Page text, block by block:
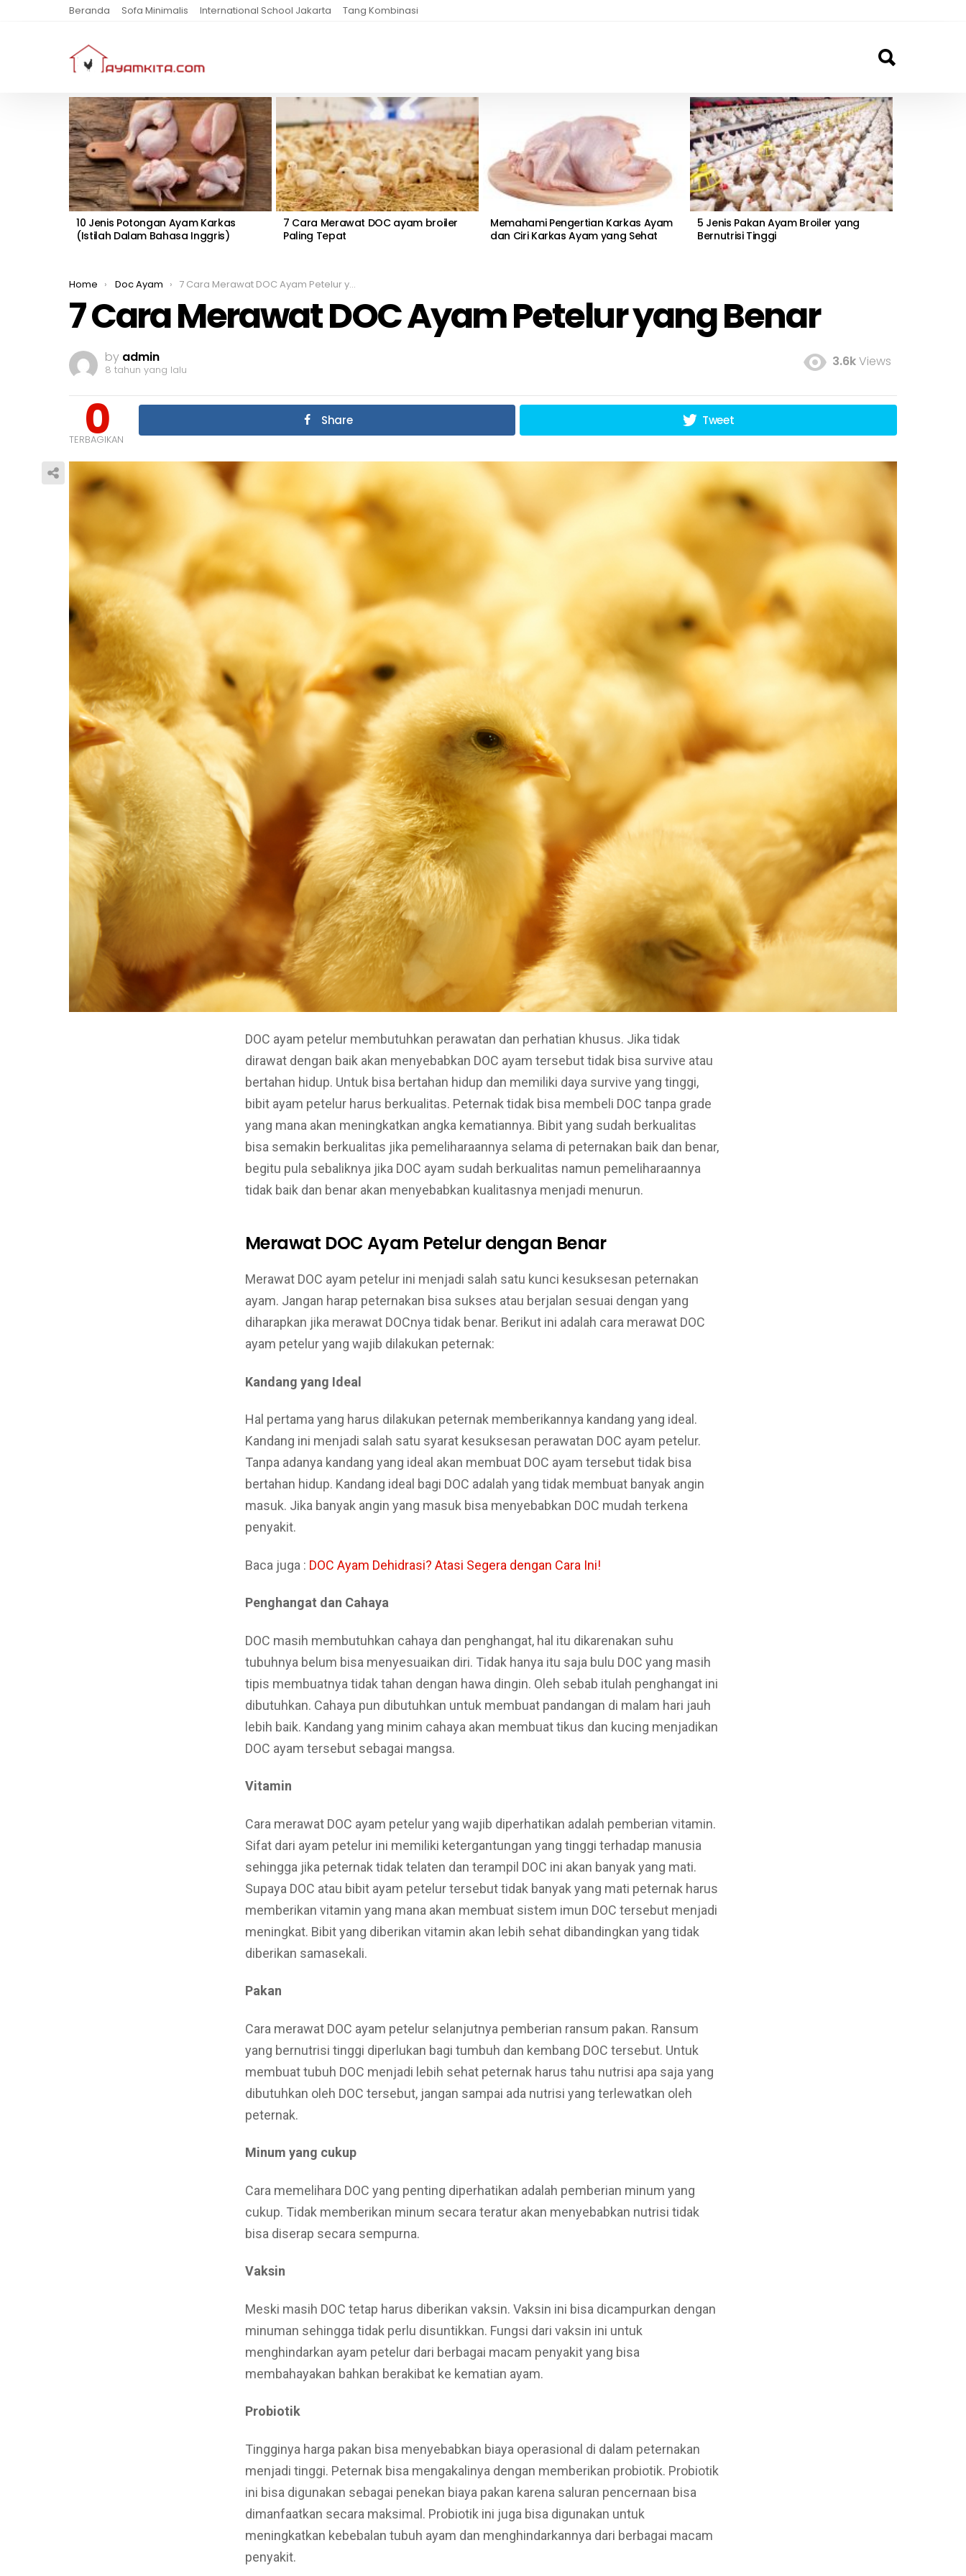
Beranda Sofa Minimalis International School Jakarta Tang Kombinasi
MOST
VIEWED
STORIES
10 Jenis Potongan Ayam Karkas
(Istilah Dalam Bahasa Inggris)
7 Cara Merawat DOC ayam broiler
Paling Tepat
Memahami Pengertian Karkas Ayam
dan Ciri Karkas Ayam yang Sehat
5 Jenis Pakan Ayam Broiler yang
Bernutrisi Tinggi
You are here:
Home Doc Ayam 7 Cara Merawat DOC Ayam Petelur yang Benar
7 Cara Merawat DOC Ayam Petelur yang Benar
by admin
8 tahun yang lalu
3.6kViews
0
TERBAGIKAN
Share Tweet
DOC ayam petelur membutuhkan perawatan dan perhatian khusus. Jika tidak
dirawat dengan baik akan menyebabkan DOC ayam tersebut tidak bisa survive atau
bertahan hidup. Untuk bisa bertahan hidup dan memiliki daya survive yang tinggi,
bibit ayam petelur harus berkualitas. Peternak tidak bisa membeli DOC tanpa grade
yang mana akan meningkatkan angka kematiannya. Bibit yang sudah berkualitas
bisa semakin berkualitas jika pemeliharaannya selama di peternakan baik dan benar,
begitu pula sebaliknya jika DOC ayam sudah berkualitas namun pemeliharaannya
tidak baik dan benar akan menyebabkan kualitasnya menjadi menurun.
Merawat DOC Ayam Petelur dengan Benar
Merawat DOC ayam petelur ini menjadi salah satu kunci kesuksesan peternakan
ayam. Jangan harap peternakan bisa sukses atau berjalan sesuai dengan yang
diharapkan jika merawat DOCnya tidak benar. Berikut ini adalah cara merawat DOC
ayam petelur yang wajib dilakukan peternak:
Kandang yang Ideal
Hal pertama yang harus dilakukan peternak memberikannya kandang yang ideal.
Kandang ini menjadi salah satu syarat kesuksesan perawatan DOC ayam petelur.
Tanpa adanya kandang yang ideal akan membuat DOC ayam tersebut tidak bisa
bertahan hidup. Kandang ideal bagi DOC adalah yang tidak membuat banyak angin
masuk. Jika banyak angin yang masuk bisa menyebabkan DOC mudah terkena
penyakit.
Baca juga : DOC Ayam Dehidrasi? Atasi Segera dengan Cara Ini!
Penghangat dan Cahaya
DOC masih membutuhkan cahaya dan penghangat, hal itu dikarenakan suhu
tubuhnya belum bisa menyesuaikan diri. Tidak hanya itu saja bulu DOC yang masih
tipis membuatnya tidak tahan dengan hawa dingin. Oleh sebab itulah penghangat ini
dibutuhkan. Cahaya pun dibutuhkan untuk membuat pandangan di malam hari jauh
lebih baik. Kandang yang minim cahaya akan membuat tikus dan kucing menjadikan
DOC ayam tersebut sebagai mangsa.
Vitamin
Cara merawat DOC ayam petelur yang wajib diperhatikan adalah pemberian vitamin.
Sifat dari ayam petelur ini memiliki ketergantungan yang tinggi terhadap manusia
sehingga jika peternak tidak telaten dan terampil DOC ini akan banyak yang mati.
Supaya DOC atau bibit ayam petelur tersebut tidak banyak yang mati peternak harus
memberikan vitamin yang mana akan membuat sistem imun DOC tersebut menjadi
meningkat. Bibit yang diberikan vitamin akan lebih sehat dibandingkan yang tidak
diberikan samasekali.
Pakan
Cara merawat DOC ayam petelur selanjutnya pemberian ransum pakan. Ransum
yang bernutrisi tinggi diperlukan bagi tumbuh dan kembang DOC tersebut. Untuk
membuat tubuh DOC menjadi lebih sehat peternak harus tahu nutrisi apa saja yang
dibutuhkan oleh DOC tersebut, jangan sampai ada nutrisi yang terlewatkan oleh
peternak.
Minum yang cukup
Cara memelihara DOC yang penting diperhatikan adalah pemberian minum yang
cukup. Tidak memberikan minum secara teratur akan menyebabkan nutrisi tidak
bisa diserap secara sempurna.
Vaksin
Meski masih DOC tetap harus diberikan vaksin. Vaksin ini bisa dicampurkan dengan
minuman sehingga tidak perlu disuntikkan. Fungsi dari vaksin ini untuk
menghindarkan ayam petelur dari berbagai macam penyakit yang bisa
membahayakan bahkan berakibat ke kematian ayam.
Probiotik
Tingginya harga pakan bisa menyebabkan biaya operasional di dalam peternakan
menjadi tinggi. Peternak bisa mengakalinya dengan memberikan probiotik. Probiotik
ini bisa digunakan sebagai penekan biaya pakan karena saluran pencernaan bisa
dimanfaatkan secara maksimal. Probiotik ini juga bisa digunakan untuk
meningkatkan kebebalan tubuh ayam dan menghindarkannya dari berbagai macam
penyakit.